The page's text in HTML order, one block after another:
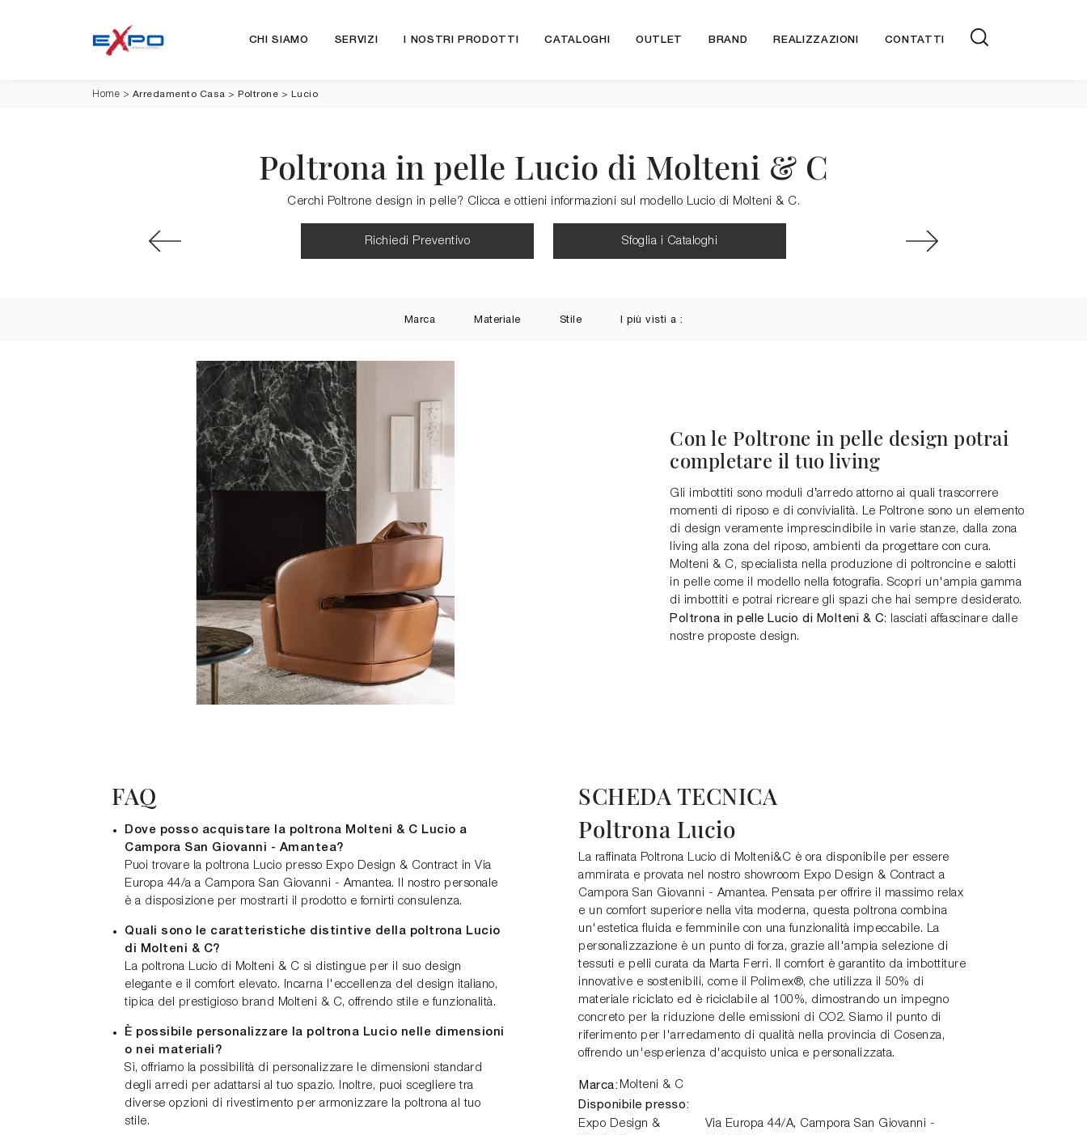
CHI SIAMO SERVIZI I NOSTRI PRODOTTI CATALOGHI OUTLET BRAND REALIZZAZIONI CONTATTI
Home > Arredamento Casa > Poltrone > Lucio
Poltrona in pelle Lucio di Molteni & C
Cerchi Poltrone design in pelle? Clicca e ottieni informazioni sul modello Lucio di Molteni & C.
Richiedi Preventivo Sfoglia i Cataloghi
Marca Materiale Stile I più visti a :
Con le Poltrone in pelle design potrai
completare il tuo living
Gli imbottiti sono moduli d’arredo attorno ai quali trascorrere
momenti di riposo e di convivialità. Le Poltrone sono un elemento
di design veramente imprescindibile in varie stanze, dalla zona
living alla zona del riposo, ambienti da progettare con cura.
Molteni & C, specialista nella produzione di poltroncine e salotti
in pelle come il modello nella fotografia. Scopri un'ampia gamma
di imbottiti e potrai ricreare gli spazi che hai sempre desiderato.
Poltrona in pelle Lucio di Molteni & C: lasciati affascinare dalle
nostre proposte design.
FAQ
Dove posso acquistare la poltrona Molteni & C Lucio a
Campora San Giovanni - Amantea?
Puoi trovare la poltrona Lucio presso Expo Design & Contract in Via
Europa 44/a a Campora San Giovanni - Amantea. Il nostro personale
è a disposizione per mostrarti il prodotto e fornirti consulenza.
Quali sono le caratteristiche distintive della poltrona Lucio
di Molteni & C?
La poltrona Lucio di Molteni & C si distingue per il suo design
elegante e il comfort elevato. Incarna l'eccellenza del design italiano,
tipica del prestigioso brand Molteni & C, offrendo stile e funzionalità.
È possibile personalizzare la poltrona Lucio nelle dimensioni
o nei materiali?
Sì, offriamo la possibilità di personalizzare le dimensioni standard
degli arredi per adattarsi al tuo spazio. Inoltre, puoi scegliere tra
diverse opzioni di rivestimento per armonizzare la poltrona al tuo
stile.
SCHEDA TECNICA
Poltrona Lucio
La raffinata Poltrona Lucio di Molteni&C è ora disponibile per essere
ammirata e provata nel nostro showroom Expo Design & Contract a
Campora San Giovanni - Amantea. Pensata per offrire il massimo relax
e un comfort superiore nella vita moderna, questa poltrona combina
un'estetica fluida e femminile con una funzionalità impeccabile. La
personalizzazione è un punto di forza, grazie all'ampia selezione di
tessuti e pelli curata da Marta Ferri. Il comfort è garantito da imbottiture
innovative e sostenibili, come il Polimex®, che utilizza il 50% di
materiale riciclato ed è riciclabile al 100%, dimostrando un impegno
concreto per la riduzione delle emissioni di CO2. Siamo il punto di
riferimento per l'arredamento di qualità nella provincia di Cosenza,
offrendo un'esperienza d'acquisto unica e personalizzata.
Marca: Molteni & C
Disponibile presso:
Expo Design &
Via Europa 44/A, Campora San Giovanni -